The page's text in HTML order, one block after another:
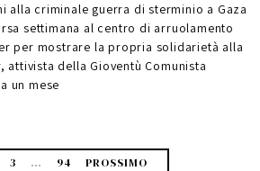
alla criminale guerra di sterminio a Gaza
settimana al centro di arruolamento
per mostrare la propria solidarietà alla
attivista della Gioventù Comunista
un mese
3 … 94 PROSSIMO